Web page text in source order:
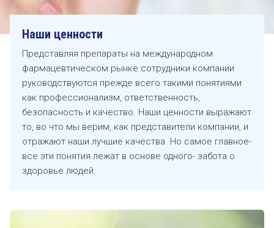
предоставления
востребованной
продукции в сфере
здравоохранения.
Подробнее
Наши ценности Карьера
Наши ценности
Представляя препараты на международном
фармацевтическом рынке сотрудники компании
руководствуются прежде всего такими понятиями
как профессионализм, ответственность,
безопасность и качество. Наши ценности выражают
то, во что мы верим, как представители компании, и
отражают наши лучшие качества. Но самое главное-
все эти понятия лежат в основе одного- забота о
здоровье людей.